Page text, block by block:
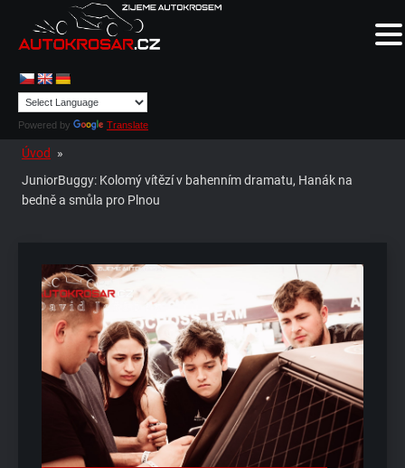
Powered by Translate
Úvod
»
JuniorBuggy: Kolomý vítězí v bahenním dramatu, Hanák na
bedně a smůla pro Plnou